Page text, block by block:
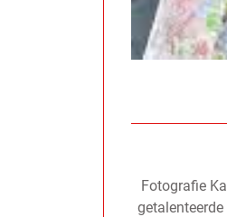
Fotografie